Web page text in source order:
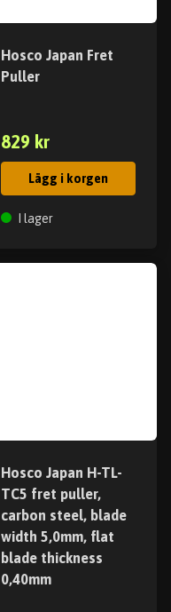
Hosco Japan Fret
Puller
829 kr
Lägg i korgen
I lager
Hosco Japan H-TL-
TC5 fret puller,
carbon steel, blade
width 5,0mm, flat
blade thickness
0,40mm